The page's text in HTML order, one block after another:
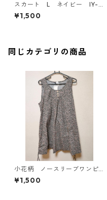
スカート L ネイビー IY-4
078
¥1,500
同じカテゴリの商品
小花柄 ノースリーブワンピ
ース ４Ｌ ブラック KAE-
4819
¥1,500